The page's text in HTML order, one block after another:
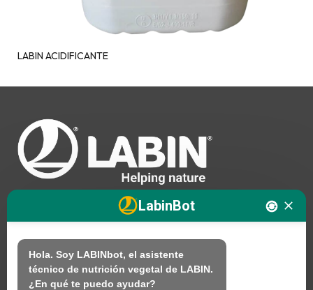
LABIN ACIDIFICANTE
Nosotros
Productos
LabinBot
Hola. Soy LABINbot, el asistente
técnico de nutrición vegetal de LABIN.
¿En qué te puedo ayudar?